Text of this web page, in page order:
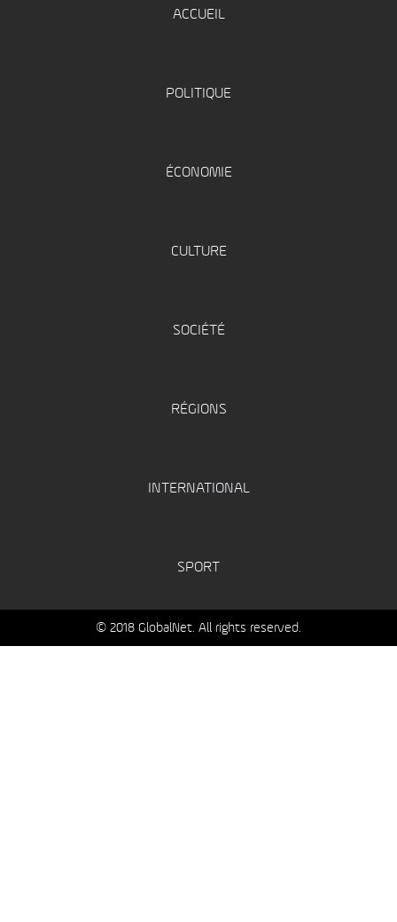
ACCUEIL
POLITIQUE
ÉCONOMIE
CULTURE
SOCIÉTÉ
RÉGIONS
INTERNATIONAL
SPORT
© 2018 GlobalNet. All rights reserved.